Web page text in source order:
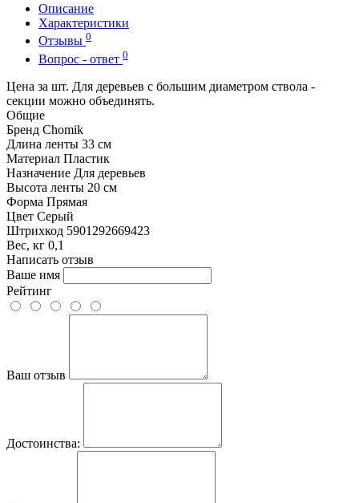
Описание
Характеристики
Отзывы 0
Вопрос - ответ 0
Цена за шт. Для деревьев с большим диаметром ствола -
секции можно объединять.
Общие
Бренд Chomik
Длина ленты 33 см
Материал Пластик
Назначение Для деревьев
Высота ленты 20 см
Форма Прямая
Цвет Серый
Штрихкод 5901292669423
Вес, кг 0,1
Написать отзыв
Ваше имя
Рейтинг
Ваш отзыв
Достоинства: